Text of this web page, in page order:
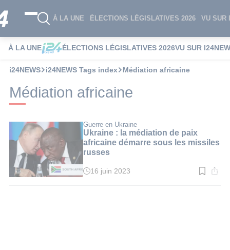
À LA UNE ÉLECTIONS LÉGISLATIVES 2026 VU SUR
À LA UNE ÉLECTIONS LÉGISLATIVES 2026VU SUR
i24NEWS i24NEWS Tags index Médiation africaine
Médiation africaine
Guerre en Ukraine
Ukraine : la médiation de paix
africaine démarre sous les missiles
russes
Temps
16 juin 2023